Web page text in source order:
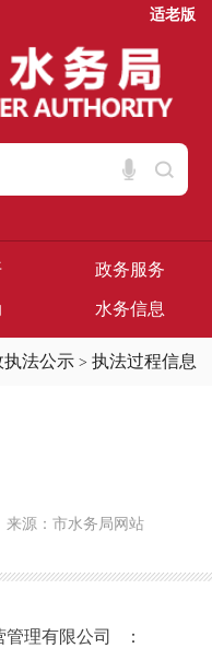
适老版
政务服务
水务信息
执法公示 > 执法过程信息
来源：市水务局网站
管理有限公司 ：